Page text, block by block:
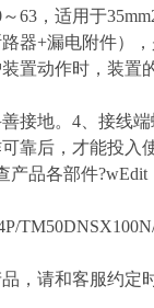
～63，适用于
器+漏电附件）
置动作时，装置
地。4、接线
靠后，才能投入
产品各部件?wEdit
，请和客服约定时